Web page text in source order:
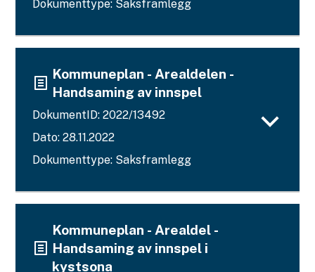
Dokumenttype: Saksframlegg
Kommuneplan - Arealdelen -
Handsaming av innspel
DokumentID: 2022/13492
Dato: 28.11.2022
Dokumenttype: Saksframlegg
Kommuneplan - Arealdel -
Handsaming av innspel i
kystsona